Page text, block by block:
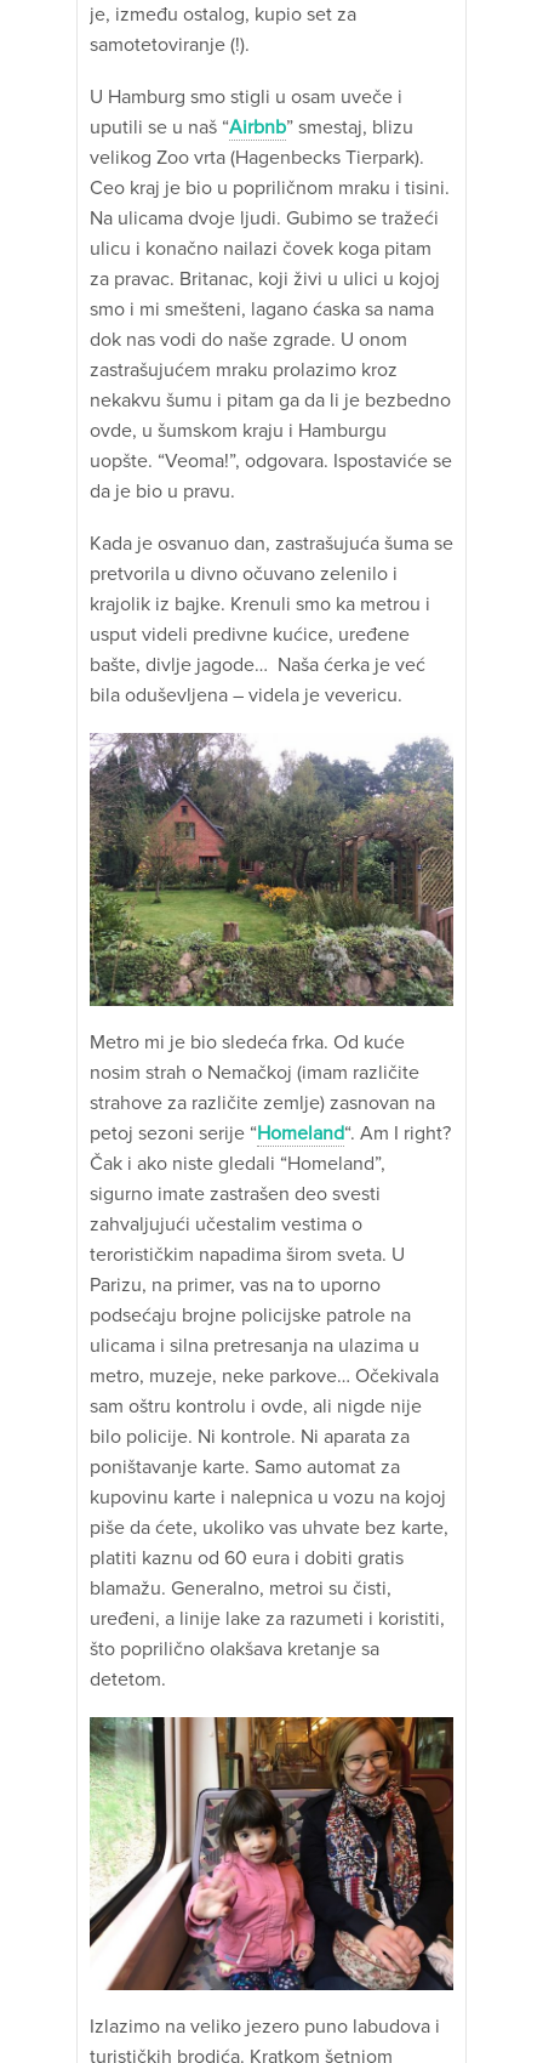
je, između ostalog, kupio set za
samotetoviranje (!).
U Hamburg smo stigli u osam uveče i
uputili se u naš “Airbnb” smestaj, blizu
velikog Zoo vrta (Hagenbecks Tierpark).
Ceo kraj je bio u popriličnom mraku i tisini.
Na ulicama dvoje ljudi. Gubimo se tražeći
ulicu i konačno nailazi čovek koga pitam
za pravac. Britanac, koji živi u ulici u kojoj
smo i mi smešteni, lagano ćaska sa nama
dok nas vodi do naše zgrade. U onom
zastrašujućem mraku prolazimo kroz
nekakvu šumu i pitam ga da li je bezbedno
ovde, u šumskom kraju i Hamburgu
uopšte. “Veoma!”, odgovara. Ispostaviće se
da je bio u pravu.
Kada je osvanuo dan, zastrašujuća šuma se
pretvorila u divno očuvano zelenilo i
krajolik iz bajke. Krenuli smo ka metrou i
usput videli predivne kućice, uređene
bašte, divlje jagode… Naša ćerka je već
bila oduševljena – videla je vevericu.
Metro mi je bio sledeća frka. Od kuće
nosim strah o Nemačkoj (imam različite
strahove za različite zemlje) zasnovan na
petoj sezoni serije “Homeland“. Am I right?
Čak i ako niste gledali “Homeland”,
sigurno imate zastrašen deo svesti
zahvaljujući učestalim vestima o
terorističkim napadima širom sveta. U
Parizu, na primer, vas na to uporno
podsećaju brojne policijske patrole na
ulicama i silna pretresanja na ulazima u
metro, muzeje, neke parkove… Očekivala
sam oštru kontrolu i ovde, ali nigde nije
bilo policije. Ni kontrole. Ni aparata za
poništavanje karte. Samo automat za
kupovinu karte i nalepnica u vozu na kojoj
piše da ćete, ukoliko vas uhvate bez karte,
platiti kaznu od 60 eura i dobiti gratis
blamažu. Generalno, metroi su čisti,
uređeni, a linije lake za razumeti i koristiti,
što poprilično olakšava kretanje sa
detetom.
Izlazimo na veliko jezero puno labudova i
turističkih brodića. Kratkom šetnjom